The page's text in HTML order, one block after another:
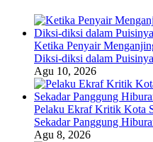
Ketika Penyair
Diksi-diksi dalam
Agu 10, 2026
Pelaku Ekraf Kritik Kota
Sekadar Panggung
Agu 8, 2026